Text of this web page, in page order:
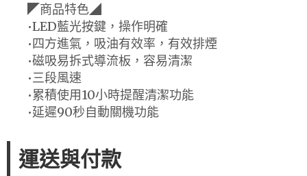
◤商品特色◢
•LED藍光按鍵，操作明確
•四方進氣，吸油有效率，有效排煙
•磁吸易拆式導流板，容易清潔
•三段風速
•累積使用10小時提醒清潔功能
•延遲90秒自動關機功能
運送與付款